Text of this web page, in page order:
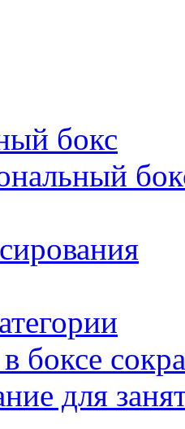
бокс
боксе
для